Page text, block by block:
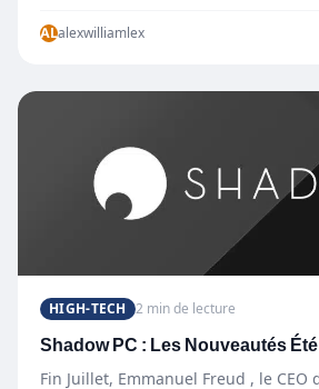
ALalexwilliamlex
HIGH-TECH 2 min de lecture
Shadow PC : Les Nouveautés
Fin Juillet, Emmanuel Freud , le CEO